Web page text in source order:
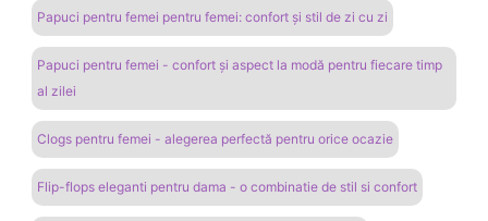
Papuci pentru femei pentru femei: confort și stil de zi cu zi
Papuci pentru femei - confort și aspect la modă pentru fiecare timp
al zilei
Clogs pentru femei - alegerea perfectă pentru orice ocazie
Flip-flops eleganti pentru dama - o combinatie de stil si confort